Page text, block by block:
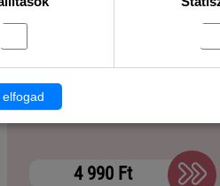
Slipstop peter junior
4 990 Ft